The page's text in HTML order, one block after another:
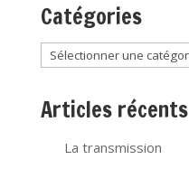
Catégories
Catégories
Articles récents
La transmission